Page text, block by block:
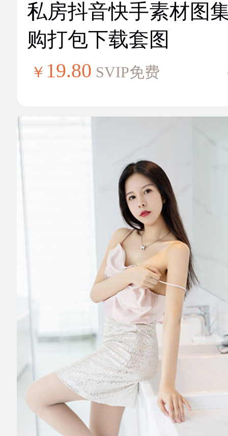
私房抖音快手素材图
购打包下载套图
￥ 19.80 SVIP免费